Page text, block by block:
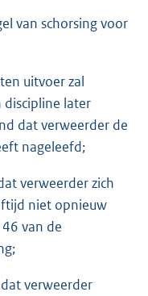
van schorsing voor
uitvoer zal
discipline later
dat verweerder de
nageleefd;
verweerder zich
niet opnieuw
van de
verweerder